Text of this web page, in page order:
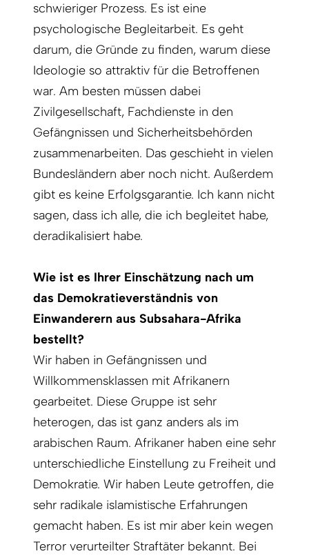
schwieriger Prozess. Es ist eine
psychologische Begleitarbeit. Es geht
darum, die Gründe zu finden, warum diese
Ideologie so attraktiv für die Betroffenen
war. Am besten müssen dabei
Zivilgesellschaft, Fachdienste in den
Gefängnissen und Sicherheitsbehörden
zusammenarbeiten. Das geschieht in vielen
Bundesländern aber noch nicht. Außerdem
gibt es keine Erfolgsgarantie. Ich kann nicht
sagen, dass ich alle, die ich begleitet habe,
deradikalisiert habe.
Wie ist es Ihrer Einschätzung nach um
das Demokratieverständnis von
Einwanderern aus Subsahara-Afrika
bestellt?
Wir haben in Gefängnissen und
Willkommensklassen mit Afrikanern
gearbeitet. Diese Gruppe ist sehr
heterogen, das ist ganz anders als im
arabischen Raum. Afrikaner haben eine sehr
unterschiedliche Einstellung zu Freiheit und
Demokratie. Wir haben Leute getroffen, die
sehr radikale islamistische Erfahrungen
gemacht haben. Es ist mir aber kein wegen
Terror verurteilter Straftäter bekannt. Bei